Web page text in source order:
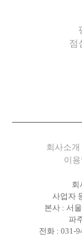
점
회사소개
이
회
사업자
본사 : 서
파
전화 : 031-